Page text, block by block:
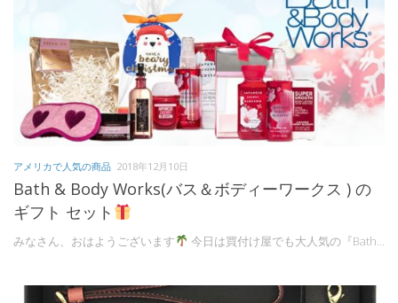
アメリカで人気の商品 2018年12月10日
Bath & Body Works(バス＆ボディーワークス ) の
ギフト セット
みなさん、おはようございます 今日は買付け屋でも大人気の『Bath...